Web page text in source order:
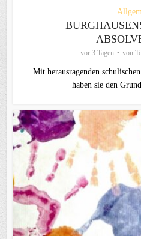
vor 3 Tagen von
Mit herausragenden
haben sie den